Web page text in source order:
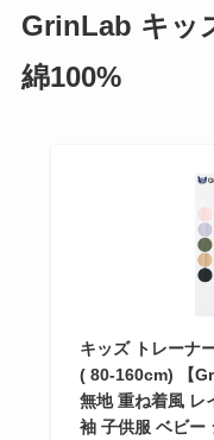
GrinLab キッ
綿100%
キッズ トレーナ
( 80-160cm) 【
無地 重ね着風 レ
袖 子供服 ベビー